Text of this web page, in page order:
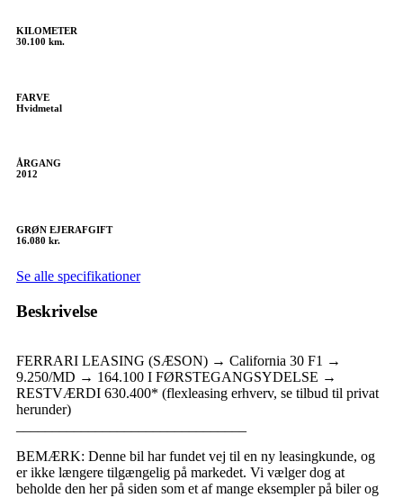
KILOMETER
30.100 km.
FARVE
Hvidmetal
ÅRGANG
2012
GRØN EJERAFGIFT
16.080 kr.
Se alle specifikationer
Beskrivelse
FERRARI LEASING (SÆSON) → California 30 F1 →
9.250/MD → 164.100 I FØRSTEGANGSYDELSE →
RESTVÆRDI 630.400* (flexleasing erhverv, se tilbud til privat
herunder)
BEMÆRK: Denne bil har fundet vej til en ny leasingkunde, og
er ikke længere tilgængelig på markedet. Vi vælger dog at
beholde den her på siden som et af mange eksempler på biler og